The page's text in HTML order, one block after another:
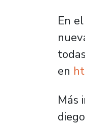
En
en
Más